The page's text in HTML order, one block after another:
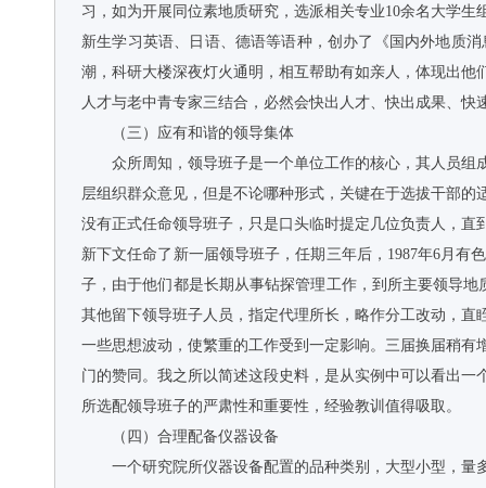
习，如为开展同位素地质研究，选派相关专业10余名大学
新生学习英语、日语、德语等语种，创办了《国内外地质
潮，科研大楼深夜灯火通明，相互帮助有如亲人，体现出
人才与老中青专家三结合，必然会快出人才、快出成果、
（三）应有和谐的领导集体
众所周知，领导班子是一个单位工作的核心，其人员
层组织群众意见，但是不论哪种形式，关键在于选拔干部
没有正式任命领导班子，只是口头临时提定几位负责人，直
新下文任命了新一届领导班子，任期三年后，1987年6月
子，由于他们都是长期从事钻探管理工作，到所主要领导
其他留下领导班子人员，指定代理所长，略作分工改动，
一些思想波动，使繁重的工作受到一定影响。三届换届稍
门的赞同。我之所以简述这段史料，是从实例中可以看出
所选配领导班子的严肃性和重要性，经验教训值得吸取。
（四）合理配备仪器设备
一个研究院所仪器设备配置的品种类别，大型小型，